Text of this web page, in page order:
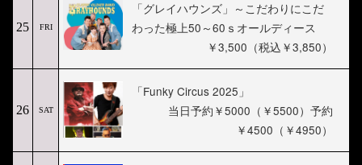
25 FRI
「グレイハウンズ」～こだわりにこだ
わった極上50～60ｓオールディース
￥3,500（税込￥3,850）
26 SAT
「Funky Circus 2025」
当日予約￥5000（￥5500）予約
￥4500（￥4950）